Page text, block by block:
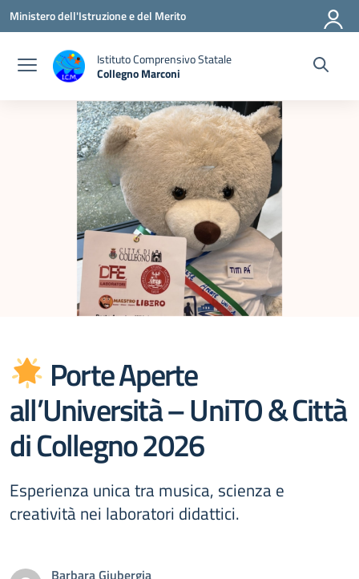
Vai ai contenuti
Vai al menu di navigazione
Vai al footer
Ministero dell'Istruzione e del Merito
Istituto Comprensivo Statale
Collegno Marconi
Porte Aperte
all’Università – UniTO & Città
di Collegno 2026
Esperienza unica tra musica, scienza e
creatività nei laboratori didattici.
Barbara Giubergia